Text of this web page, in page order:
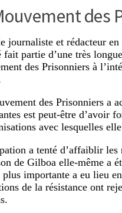
des
journaliste et rédacteur
partie d’une très
des Prisonniers à
des Prisonniers a
est peut-être d’avoir
avec lesquelles
a tenté d’affaiblir
de Gilboa elle-même a
importante a eu lieu
de la résistance ont